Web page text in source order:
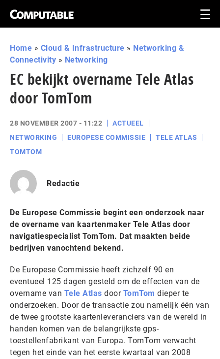
Home » Cloud & Infrastructure » Networking &
Connectivity » Networking
EC bekijkt overname Tele Atlas
door TomTom
28 NOVEMBER 2007 - 11:22
ACTUEEL
NETWORKING
EUROPESE COMMISSIE
TELE ATLAS
TOMTOM
Redactie
De Europese Commissie begint een onderzoek naar
de overname van kaartenmaker Tele Atlas door
navigatiespecialist TomTom. Dat maakten beide
bedrijven vanochtend bekend.
De Europese Commissie heeft zichzelf 90 en
eventueel 125 dagen gesteld om de effecten van de
overname van Tele Atlas door TomTom dieper te
onderzoeken. Door de transactie zou namelijk één van
de twee grootste kaartenleveranciers van de wereld in
handen komen van de belangrijkste gps-
toestellenfabrikant van Europa. TomTom verwacht
tegen het einde van het eerste kwartaal van 2008